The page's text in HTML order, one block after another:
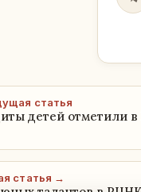
статья
детей отметили
статья →